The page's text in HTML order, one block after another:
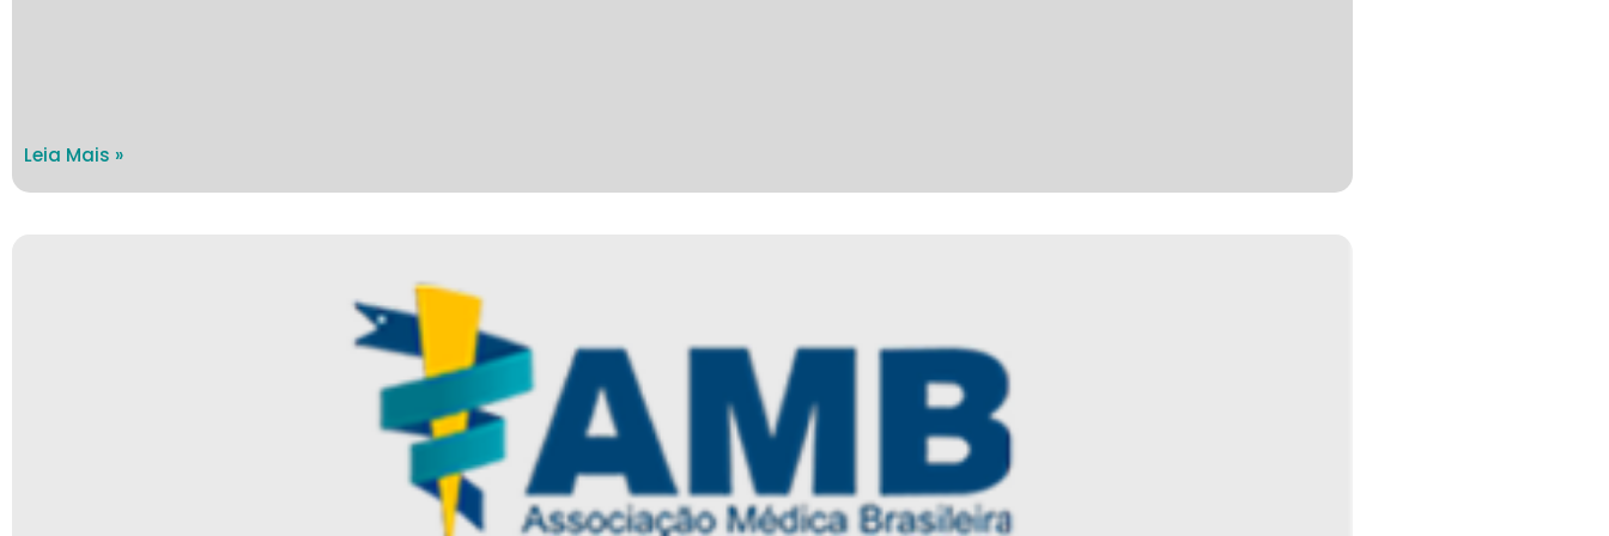
Leia Mais »